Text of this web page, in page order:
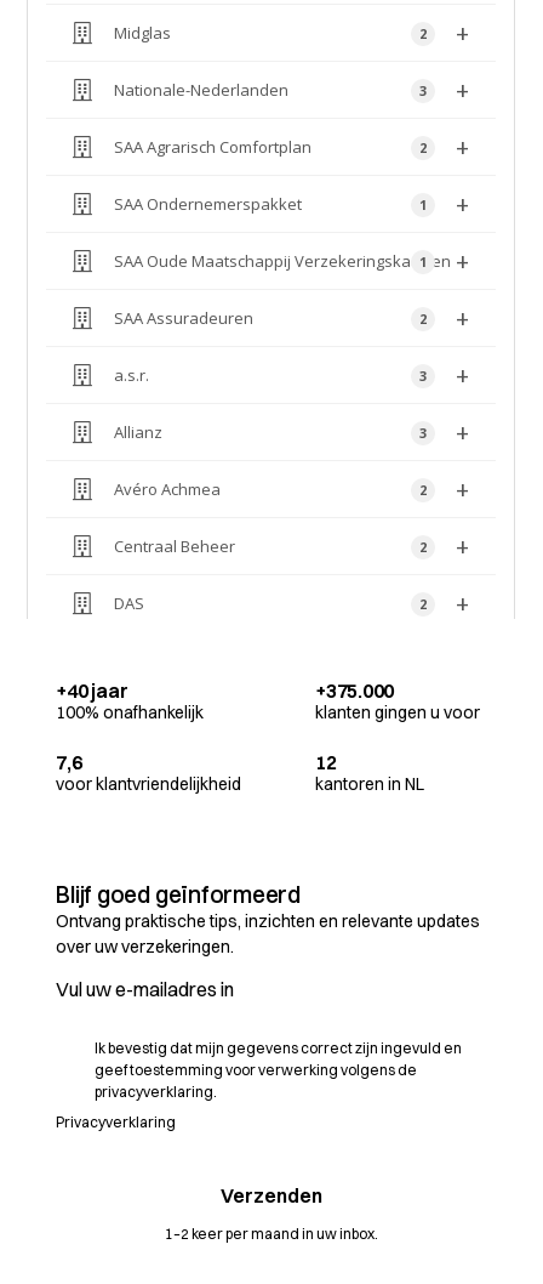
+40 jaar
100% onafhankelijk
+375.000
klanten gingen u voor
7,6
voor klantvriendelijkheid
12
kantoren in NL
Blijf goed geïnformeerd
Ontvang praktische tips, inzichten en relevante updates
over uw verzekeringen.
Ik bevestig dat mijn gegevens correct zijn ingevuld en
geef toestemming voor verwerking volgens de
privacyverklaring.
Privacyverklaring
1–2 keer per maand in uw inbox.